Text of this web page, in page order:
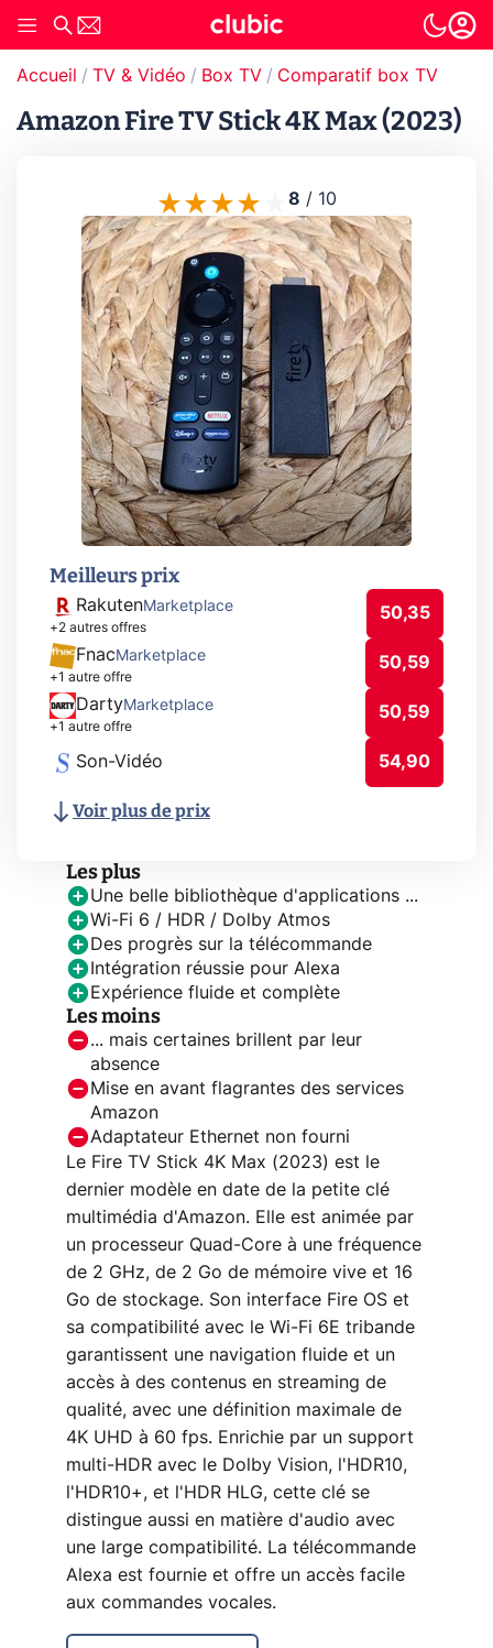
Accueil TV & Vidéo Box TV Comparatif box TV
Amazon Fire TV Stick 4K Max (2023)
8 / 10
Meilleurs prix
RakutenMarketplace
+2 autres offres
50,35
Fnac Marketplace
+1 autre offre
50,59
DartyMarketplace
+1 autre offre
50,59
Son-Vidéo 54,90
Voir plus de prix
Les plus
Une belle bibliothèque d'applications ...
Wi-Fi 6 / HDR / Dolby Atmos
Des progrès sur la télécommande
Intégration réussie pour Alexa
Expérience fluide et complète
Les moins
... mais certaines brillent par leur
absence
Mise en avant flagrantes des services
Amazon
Adaptateur Ethernet non fourni
Le Fire TV Stick 4K Max (2023) est le
dernier modèle en date de la petite clé
multimédia d'Amazon. Elle est animée par
un processeur Quad-Core à une fréquence
de 2 GHz, de 2 Go de mémoire vive et 16
Go de stockage. Son interface Fire OS et
sa compatibilité avec le Wi-Fi 6E tribande
garantissent une navigation fluide et un
accès à des contenus en streaming de
qualité, avec une définition maximale de
4K UHD à 60 fps. Enrichie par un support
multi-HDR avec le Dolby Vision, l'HDR10,
l'HDR10+, et l'HDR HLG, cette clé se
distingue aussi en matière d'audio avec
une large compatibilité. La télécommande
Alexa est fournie et offre un accès facile
aux commandes vocales.